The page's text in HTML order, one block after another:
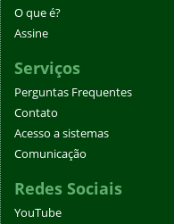
O que é?
Assine
Serviços
Perguntas Frequentes
Contato
Acesso a sistemas
Comunicação
Redes Sociais
YouTube